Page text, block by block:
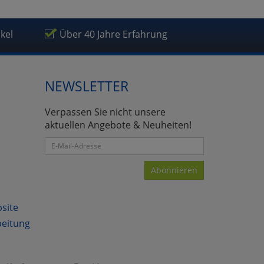
Über 40 Jahre Erfahrung
NEWSLETTER
Verpassen Sie nicht unsere
aktuellen Angebote & Neuheiten!
Abonnieren